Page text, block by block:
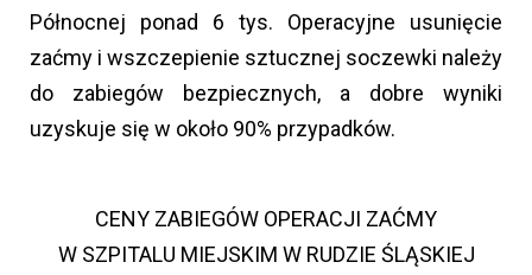
Północnej ponad 6 tys. Operacyjne usunięcie
zaćmy i wszczepienie sztucznej soczewki należy
do zabiegów bezpiecznych, a dobre wyniki
uzyskuje się w około 90% przypadków.
CENY ZABIEGÓW OPERACJI ZAĆMY
W SZPITALU MIEJSKIM W RUDZIE ŚLĄSKIEJ